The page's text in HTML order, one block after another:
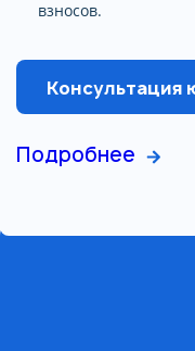
взносов.
Консультация
Подробнее